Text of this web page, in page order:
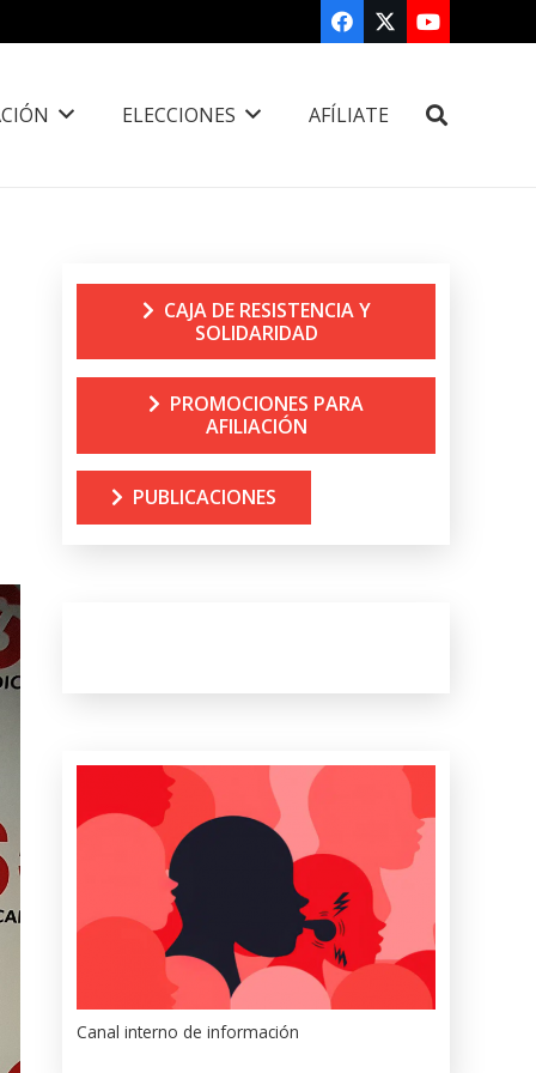
ELECCIONES AFÍLIATE
CAJA DE RESISTENCIA Y
SOLIDARIDAD
PROMOCIONES PARA
AFILIACIÓN
PUBLICACIONES
Canal interno de información